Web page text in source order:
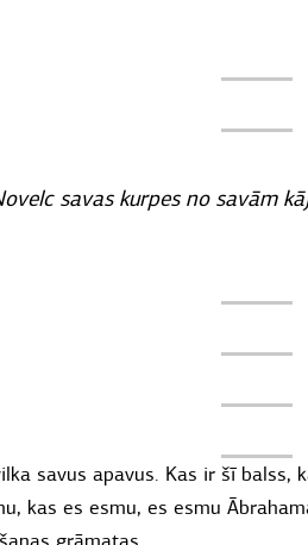
savas kurpes no savām
savus apavus. Kas ir šī balss,
kas es esmu, es esmu